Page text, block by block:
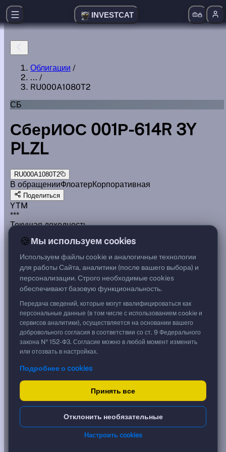
INVESTCAT
Облигации /
... /
RU000A1080T2
СБ
СберИОС 001Р-614R 3Y
PLZL
RU000A1080T2
В обращенииФлоатерКорпоративная
Поделиться
YTM
***
Текущая доходность
G спред
168,30 %
1 683,00 ₽
Срок, лет
0,61
Дюрация, лет
0,61
Рейтинг
Тип
Флоатер
Доходность и цена
YTM эффективная ?
🍪Мы используем cookies
Используем файлы cookie и аналогичные технологии
для работы Сайта, аналитики (после вашего выбора) и
персонализации. Строго необходимые cookies
обеспечивают базовую функциональность.
Передача сведений, которые могут квалифицироваться как
персональные данные (в том числе с использованием cookie и
сервисов аналитики), осуществляется на основании вашего
добровольного согласия в соответствии со ст. 9 Федерального
закона № 152-ФЗ. Согласие можно в любой момент изменить
или отозвать в настройках.
Подробнее о cookies
Принять все
Отклонить необязательные
Настроить cookies